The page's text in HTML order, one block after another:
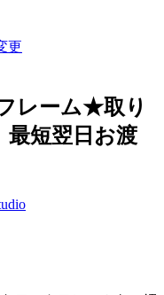
更
レーム★取り
短翌日お渡